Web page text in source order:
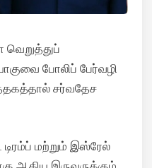
போலிப் பேர்வழி
சர்வதேச
மற்றும் இஸ்ரேல்